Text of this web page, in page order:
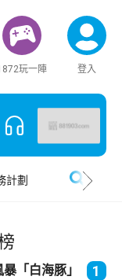
玩一陣 登入
計劃
暴「白海豚」
1